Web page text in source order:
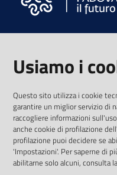
GESTISCI IMPRESA
PROMUOVERE IMPRESA E
Usiamo i
Questo sito utilizza i cookie
garantire un miglior servizio di
raccogliere informazioni
anche cookie di profilazione
profilazione puoi decidere se
'Impostazioni'. Per saperne di
abilitarne solo alcuni, consulta